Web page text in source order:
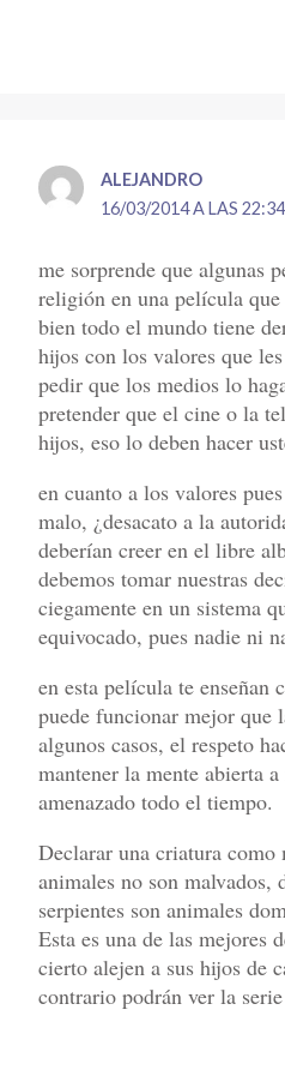
ALEJANDRO
16/03/2014 A LAS 22:34
me sorprende que algunas
religión en una película
bien todo el mundo tiene
hijos con los valores que
pedir que los medios lo
pretender que el cine o la
hijos, eso lo deben hacer
en cuanto a los valores
malo, ¿desacato a la
deberían creer en el libre
debemos tomar nuestras
ciegamente en un sistema
equivocado, pues nadie ni
en esta película te enseñan
puede funcionar mejor que
algunos casos, el respeto
mantener la mente abierta
amenazado todo el tiempo.
Declarar una criatura
animales no son malvados,
serpientes son animales
Esta es una de las mejores
cierto alejen a sus hijos de
contrario podrán ver la